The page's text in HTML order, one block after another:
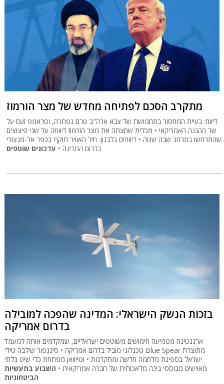
מתקרב הסכם לפתיחה מחדש של מצר הורמוז
דיווח: בעיית המחסור בתחמושת של צבא ארה"ב טרם נפתרה, וטראמפ זעם על
שר ההגנה האמריקאי • מכלית שחצתה את מצר הורמוז דיווחה על שני פיצוצים
שהתרחשו במרחב שבה שטה • דיווחים בלבנון: חיל האוויר תוקף בכפר אל-מנצורי
בדרום המדינה • עדכונים שוטפים
בזכות הנשק הישראלי: המדינה שהפכה למובילה
בדרום אמריקה
ארגנטינה מטמיעה חימושים משוטטים ישראליים, שמקדמים אותה למעמד
טכנלוגי מוביל בדרום אמריקה • סינגפור שילבה טילי Blue Spear מתוצרת
ישראל בספינת מלחמה חדשה ומתקדמת • וטייוואן מפתחת כלי שיט בלתי
מאוישים מבוססי בינה מלאכותית של חברה אמריקאית • השבוע בתעשיות
הביטחוניות